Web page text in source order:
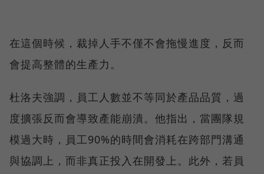
在這個時候，裁掉人手不僅不會拖慢進度，反而
會提高整體的生產力。
杜洛夫強調，員工人數並不等同於產品品質，過
度擴張反而會導致產能崩潰。他指出，當團隊規
模過大時，員工90%的時間會消耗在跨部門溝通
與協調上，而非真正投入在開發上。此外，若員